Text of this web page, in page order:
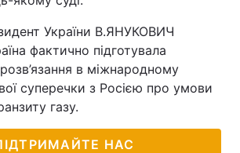
України В.ЯНУКОВИЧ
фактично підготувала
в міжнародному
суперечки з Росією про умови
газу.
НАС